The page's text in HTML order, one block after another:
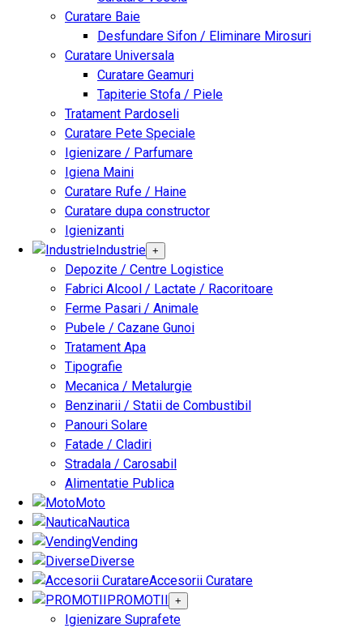
Curatare Baie
Desfundare Sifon / Eliminare Mirosuri
Curatare Universala
Curatare Geamuri
Tapiterie Stofa / Piele
Tratament Pardoseli
Curatare Pete Speciale
Igienizare / Parfumare
Igiena Maini
Curatare Rufe / Haine
Curatare dupa constructor
Igienizanti
Industrie +
Depozite / Centre Logistice
Fabrici Alcool / Lactate / Racoritoare
Ferme Pasari / Animale
Pubele / Cazane Gunoi
Tratament Apa
Tipografie
Mecanica / Metalurgie
Benzinarii / Statii de Combustibil
Panouri Solare
Fatade / Cladiri
Stradala / Carosabil
Alimentatie Publica
Moto
Nautica
Vending
Diverse
Accesorii Curatare
PROMOTII +
Igienizare Suprafete